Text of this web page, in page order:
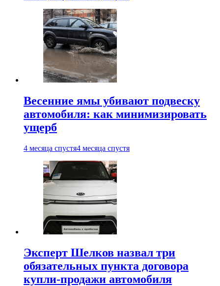
Весенние ямы убивают подвеску
автомобиля: как минимизировать
ущерб
4 месяца спустя4 месяца спустя
Эксперт Шелков назвал три
обязательных пункта договора
купли-продажи автомобиля